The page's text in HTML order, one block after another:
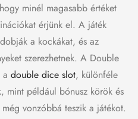
minél magasabb értéket
érjünk el. A játék
a kockákat, és az
szerezhetnek. A Double
double dice slot, különféle
mint például bónusz körök és
vonzóbbá teszik a játékot.